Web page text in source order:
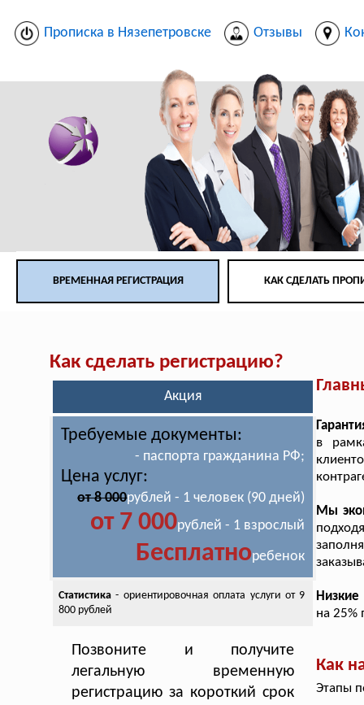
Прописка в Нязепетровске Отзывы
ВРЕМЕННАЯ РЕГИСТРАЦИЯ КАК СДЕЛАТЬ
Как сделать регистрацию?
Акция
Требуемые документы:
- паспорта гражданина РФ;
Цена услуг:
от 8 000рублей - 1 человек (90 дней)
от 7 000рублей - 1 взрослый
Бесплатноребенок
Статистика- ориентировочная оплата услуги от 9
800 рублей
Позвоните и получите
легальную временную
регистрацию за короткий срок
в
Мы
на 25%
Как
Этапы